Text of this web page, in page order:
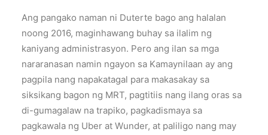
Ang pangako naman ni Duterte bago ang halalan
noong 2016, maginhawang buhay sa ilalim ng
kaniyang administrasyon. Pero ang ilan sa mga
nararanasan namin ngayon sa Kamaynilaan ay ang
pagpila nang napakatagal para makasakay sa
siksikang bagon ng MRT, pagtitiis nang ilang oras sa
di-gumagalaw na trapiko, pagkadismaya sa
pagkawala ng Uber at Wunder, at paliligo nang may